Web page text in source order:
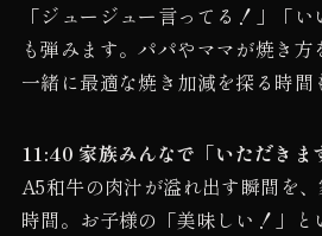
「ジュージュー言ってる！」「
も弾みます。パパやママが焼き方
一緒に最適な焼き加減を探る時間
11:40 家族みんなで「いただきま
A5和牛の肉汁が溢れ出す瞬間を
時間。お子様の「美味しい！」